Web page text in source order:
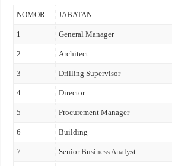
NOMOR JABATAN
1 General Manager
2 Architect
3 Drilling Supervisor
4 Director
5 Procurement Manager
6 Building
7 Senior Business Analyst